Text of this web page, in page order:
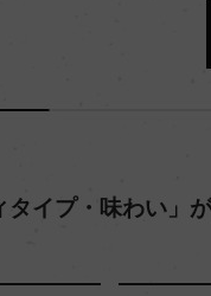
タイプ・味わい」